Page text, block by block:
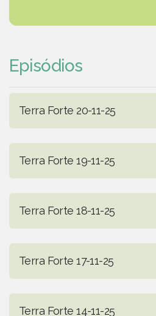
Episódios
Terra Forte 20-11-25
Terra Forte 19-11-25
Terra Forte 18-11-25
Terra Forte 17-11-25
Terra Forte 14-11-25